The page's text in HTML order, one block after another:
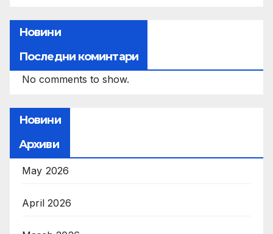
Новини
Последни коминтари
No comments to show.
Новини
Архиви
May 2026
April 2026